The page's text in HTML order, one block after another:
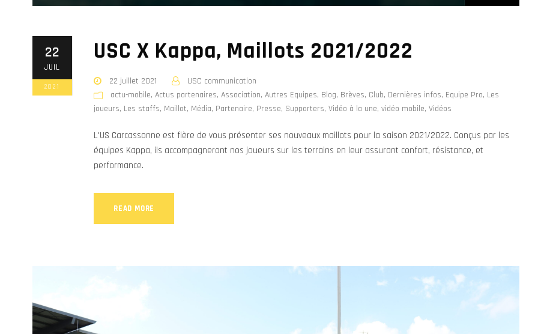
22
JUIL
2021
USC X Kappa, Maillots 2021/2022
22 juillet 2021
USC communication
actu-mobile, Actus partenaires, Association, Autres Equipes, Blog, Brèves, Club, Dernières infos, Equipe Pro, Les
joueurs, Les staffs, Maillot, Média, Partenaire, Presse, Supporters, Vidéo à la une, vidéo mobile, Vidéos
L'US Carcassonne est fière de vous présenter ses nouveaux maillots pour la saison 2021/2022. Conçus par les
équipes Kappa, ils accompagneront nos joueurs sur les terrains en leur assurant confort, résistance, et
performance.
READ MORE